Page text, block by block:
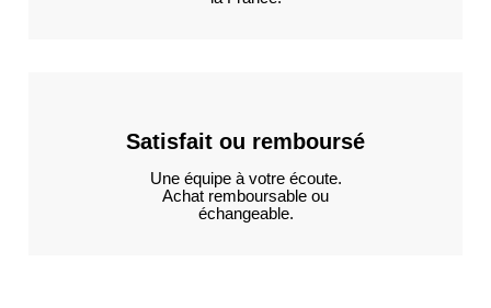
Satisfait ou remboursé
Une équipe à votre écoute.
Achat remboursable ou
échangeable.